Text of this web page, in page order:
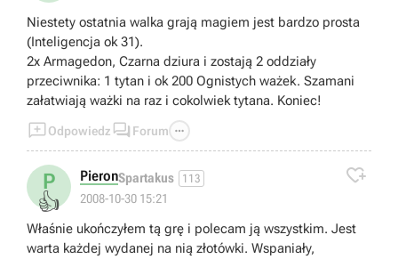
Niestety ostatnia walka grają magiem jest bardzo prosta
(Inteligencja ok 31).
2x Armagedon, Czarna dziura i zostają 2 oddziały
przeciwnika: 1 tytan i ok 200 Ognistych ważek. Szamani
załatwiają ważki na raz i cokolwiek tytana. Koniec!
Odpowiedz  Forum 
P
👍
PieronSpartakus 113
2008-10-30 15:21

Właśnie ukończyłem tą grę i polecam ją wszystkim. Jest
warta każdej wydanej na nią złotówki. Wspaniały,